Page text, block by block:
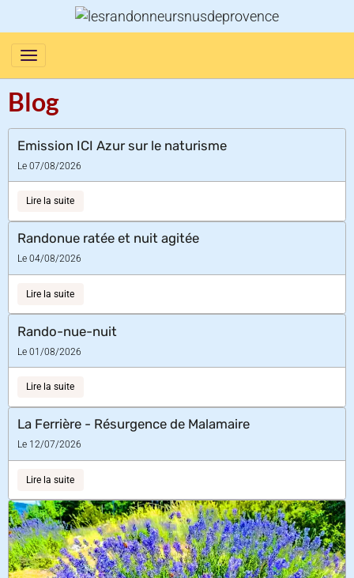
Blog
Emission ICI Azur sur le naturisme
Le 07/08/2026
Lire la suite
Randonue ratée et nuit agitée
Le 04/08/2026
Lire la suite
Rando-nue-nuit
Le 01/08/2026
Lire la suite
La Ferrière - Résurgence de Malamaire
Le 12/07/2026
Lire la suite